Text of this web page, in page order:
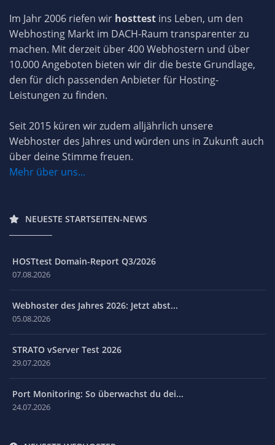
Im Jahr 2006 riefen wir hosttest ins Leben, um den
Webhosting Markt im DACH-Raum transparenter zu
machen. Mit derzeit über 400 Webhostern und über
10.000 Angeboten bieten wir dir die beste Grundlage,
den für dich passenden Anbieter für Hosting-
Leistungen zu finden.
Seit 2015 küren wir zudem alljährlich unsere
Webhoster des Jahres und würden uns in Zukunft auch
über deine Stimme freuen.
Mehr über uns...
NEUESTE STARTSEITEN-NEWS
HOSTtest Domain-Report Q3/2026
07.08.2026
Webhoster des Jahres 2026: Jetzt abst...
05.08.2026
STRATO vServer Test 2026
29.07.2026
Port Monitoring: So überwachst du dei...
24.07.2026